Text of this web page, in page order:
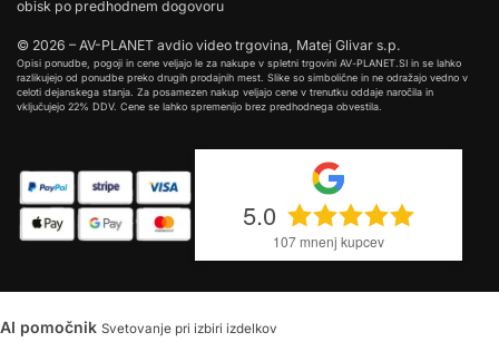
obisk po predhodnem dogovoru
© 2026 – AV-PLANET avdio video trgovina, Matej Glivar s.p.
Opisi ponudbe, pogoji in cene veljajo le za nakupe v spletni trgovini AV-PLANET.SI in se lahko
razlikujejo od ponudbe preko drugih prodajnih mest. Slike so simbolične in ne odražajo vedno v
celoti dejanskega stanja. Za posamezen nakup veljajo cene v trenutku oddaje naročila in
vključujejo 22% DDV. Cene se lahko spremenijo brez predhodnega obvestila.
5.0
107mnenj kupcev
AI pomočnik Svetovanje pri izbiri izdelkov